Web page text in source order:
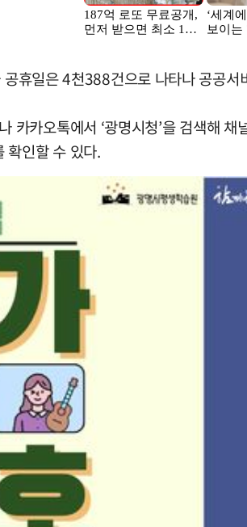
휴일은 4천388건으로 나타나 공공서
카카오톡에서 ‘광명시청’을 검색해
확인할 수 있다.